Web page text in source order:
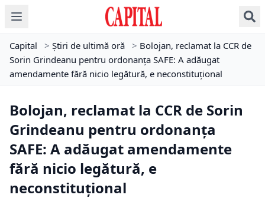
Capital > Știri de ultimă oră > Bolojan, reclamat la CCR de
Sorin Grindeanu pentru ordonanța SAFE: A adăugat
amendamente fără nicio legătură, e neconstituțional
Bolojan, reclamat la CCR de Sorin
Grindeanu pentru ordonanța
SAFE: A adăugat amendamente
fără nicio legătură, e
neconstituțional